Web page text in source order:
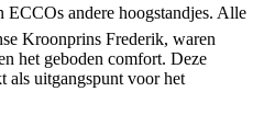
andere hoogstandjes. Alle
Kroonprins Frederik, waren
het geboden comfort. Deze
als uitgangspunt voor het